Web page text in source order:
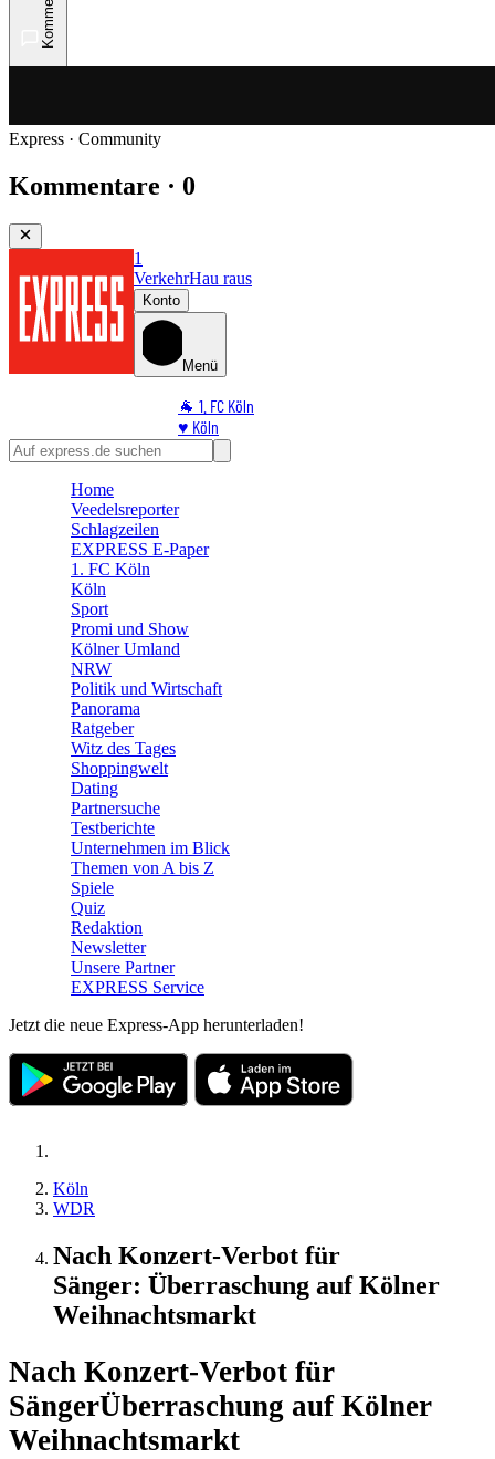
Express · Community
Kommentare · 0
1
VerkehrHau raus
Konto
Menü
🐐 1. FC Köln
♥️ Köln
⭐ Promi
🛒 Shoppingwelt
Home
Veedelsreporter
Schlagzeilen
EXPRESS E-Paper
1. FC Köln
Köln
Sport
Promi und Show
Kölner Umland
NRW
Politik und Wirtschaft
Panorama
Ratgeber
Witz des Tages
Shoppingwelt
Dating
Partnersuche
Testberichte
Unternehmen im Blick
Themen von A bis Z
Spiele
Quiz
Redaktion
Newsletter
Unsere Partner
EXPRESS Service
Jetzt die neue Express-App herunterladen!
Köln
WDR
Nach Konzert-Verbot für
Sänger: Überraschung auf Kölner
Weihnachtsmarkt
Nach Konzert-Verbot für
SängerÜberraschung auf Kölner
Weihnachtsmarkt